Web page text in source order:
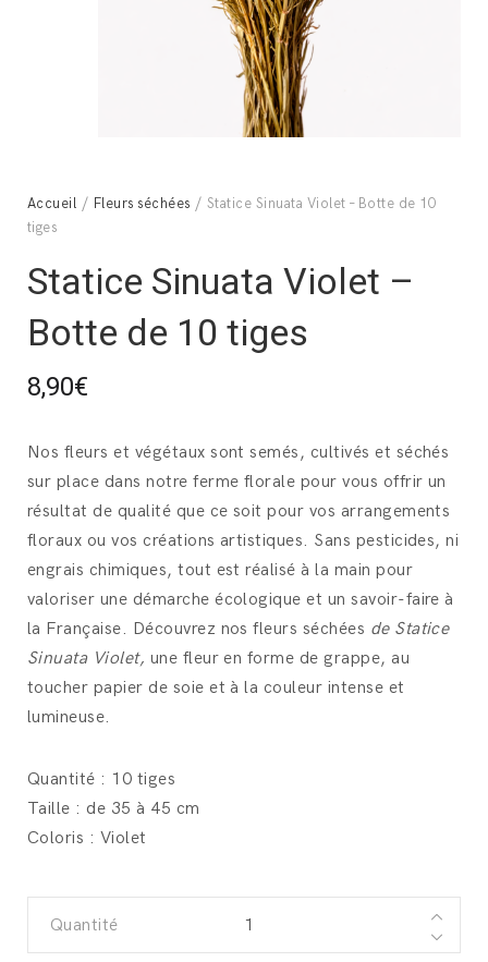
Accueil / Fleurs séchées / Statice Sinuata Violet – Botte de 10
tiges
Statice Sinuata Violet –
Botte de 10 tiges
8,90€
Nos fleurs et végétaux sont semés, cultivés et séchés
sur place dans notre ferme florale pour vous offrir un
résultat de qualité que ce soit pour vos arrangements
floraux ou vos créations artistiques. Sans pesticides, ni
engrais chimiques, tout est réalisé à la main pour
valoriser une démarche écologique et un savoir-faire à
la Française. Découvrez nos fleurs séchées de Statice
Sinuata Violet, une fleur en forme de grappe, au
toucher papier de soie et à la couleur intense et
lumineuse.
Quantité : 10 tiges
Taille : de 35 à 45 cm
Coloris : Violet
Quantité